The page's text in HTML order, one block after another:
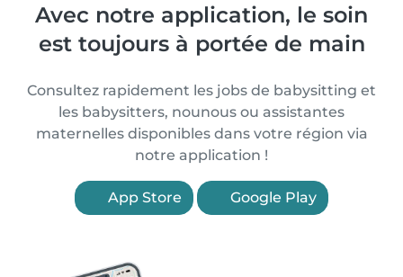
Avec notre application, le soin
est toujours à portée de main
Consultez rapidement les jobs de babysitting et
les babysitters, nounous ou assistantes
maternelles disponibles dans votre région via
notre application !
App Store Google Play